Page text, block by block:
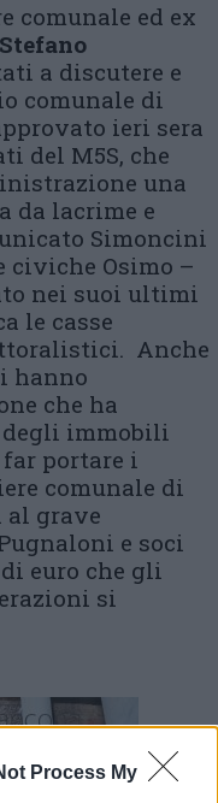
Process My
comunale ed ex
Stefano
a discutere e
comunale di
ieri sera
del M5S, che
una
da lacrime e
Simoncini
civiche Osimo –
nei suoi ultimi
le casse
Anche
hanno
che ha
immobili
portare i
comunale di
al grave
e soci
euro che gli
si